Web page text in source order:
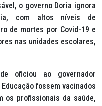
o governo Doria ignora
com altos níveis de
de mortes por Covid-19 e
nas unidades escolares,
oficiou ao governador
fossem vacinados
os profissionais da saúde,